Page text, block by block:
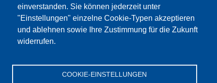
einverstanden. Sie können jederzeit unter
"Einstellungen" einzelne Cookie-Typen akzeptieren
und ablehnen sowie Ihre Zustimmung für die Zukunft
widerrufen.
COOKIE-EINSTELLUNGEN
Alle Cookies akzeptieren